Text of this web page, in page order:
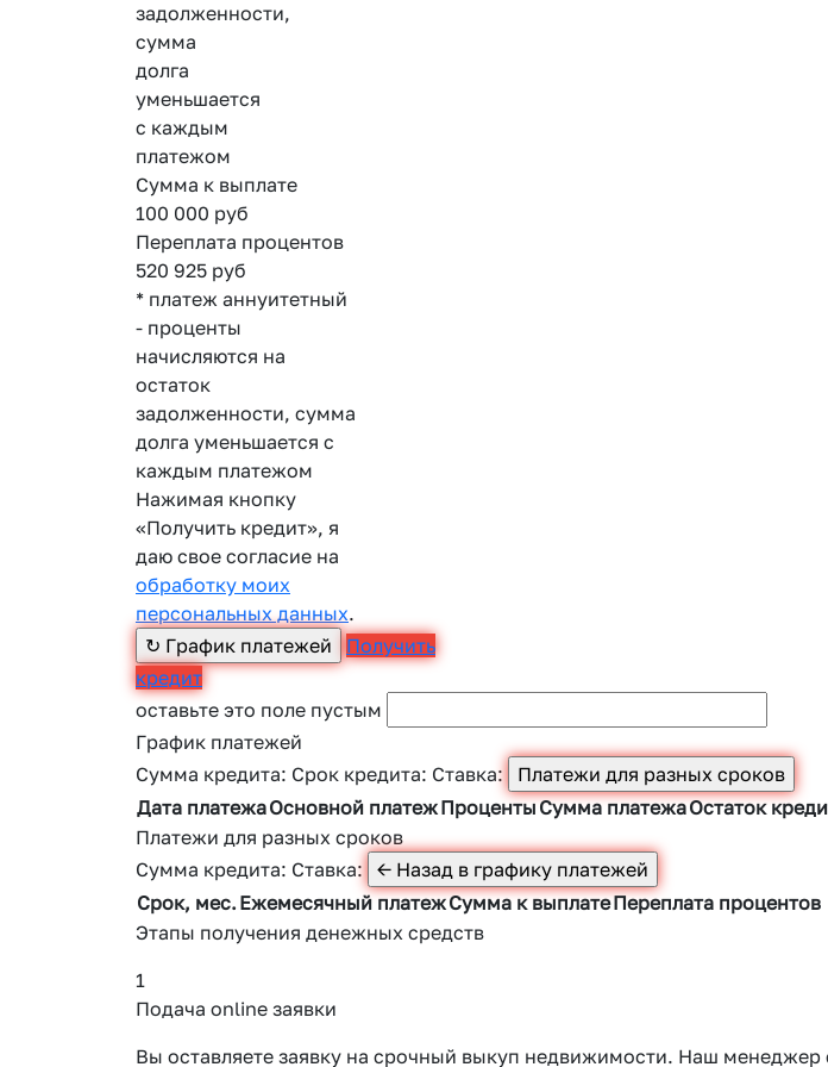
задолженности,
сумма
долга
уменьшается
с каждым
платежом
Сумма к выплате
100 000 руб
Переплата процентов
520 925 руб
* платеж аннуитетный
- проценты
начисляются на
остаток
задолженности, сумма
долга уменьшается с
каждым платежом
Нажимая кнопку
«Получить кредит», я
даю свое согласие на
обработку моих
персональных данных.
Получить
кредит
оставьте это поле пустым
График платежей
Сумма кредита: Срок кредита: Ставка:
Дата платежаОсновной платежПроцентыСумма платежаОстаток
Платежи для разных сроков
Сумма кредита: Ставка:
Срок, мес.Ежемесячный платежСумма к выплатеПереплата процентов
Этапы получения денежных средств
1
Подача online заявки
Вы оставляете заявку на срочный выкуп недвижимости. Наш